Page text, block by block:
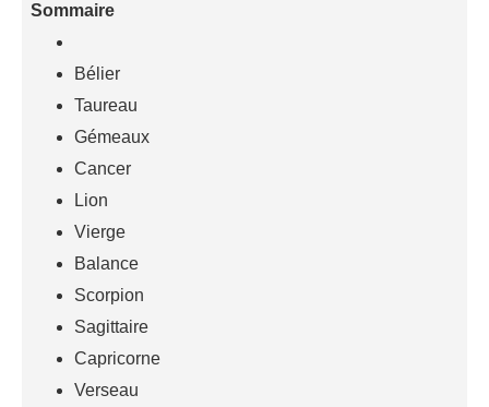
Sommaire
Bélier
Taureau
Gémeaux
Cancer
Lion
Vierge
Balance
Scorpion
Sagittaire
Capricorne
Verseau